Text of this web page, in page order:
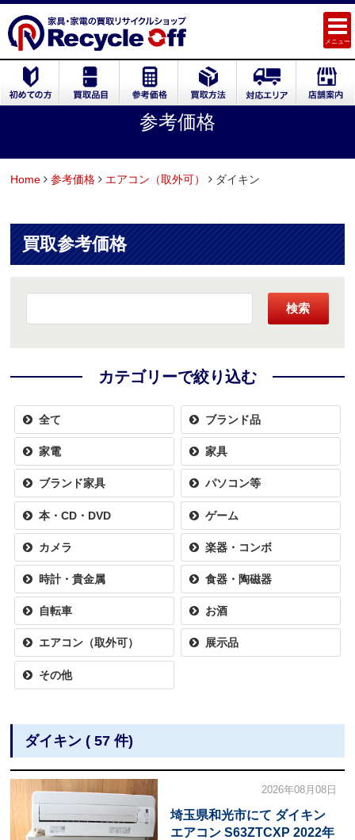
メニュー
参考価格
Home 参考価格 エアコン（取外可） ダイキン
買取参考価格
検索
カテゴリーで絞り込む
全て ブランド品
家電 家具
ブランド家具 パソコン等
本・CD・DVD ゲーム
カメラ 楽器・コンボ
時計・貴金属 食器・陶磁器
自転車 お酒
エアコン（取外可） 展示品
その他
ダイキン ( 57 件)
2026年08月08日
埼玉県和光市にて ダイキン
エアコン S63ZTCXP 2022年